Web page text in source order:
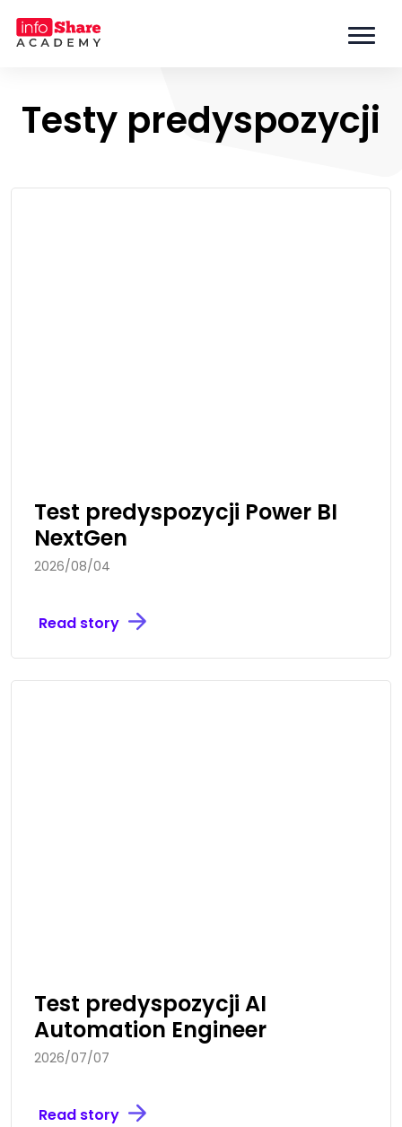
Testy predyspozycji
Test predyspozycji Power BI
NextGen
2026/08/04
Read story
Test predyspozycji AI
Automation Engineer
2026/07/07
Read story